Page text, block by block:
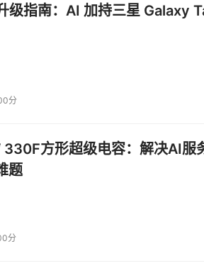
级指南：AI 加持三星 Galaxy
分
330F方形超级电容：解决AI
题
分